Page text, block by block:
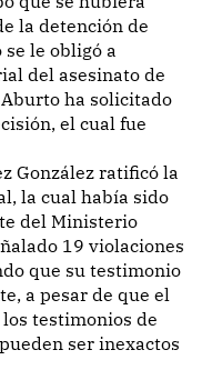
la detención de
le obligó a
del asesinato de
ha solicitado
el cual fue
González ratificó la
la cual había sido
del Ministerio
19 violaciones
que su testimonio
a pesar de que el
testimonios de
ser inexactos